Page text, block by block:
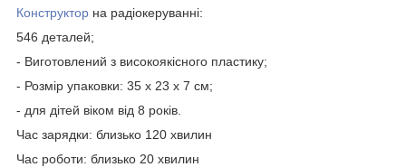
Конструктор на радіокеруванні:
546 деталей;
- Виготовлений з високоякісного пластику;
- Розмір упаковки: 35 х 23 х 7 см;
- для дітей віком від 8 років.
Час зарядки: близько 120 хвилин
Час роботи: близько 20 хвилин